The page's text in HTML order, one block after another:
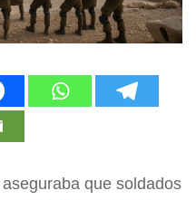
aseguraba que soldados